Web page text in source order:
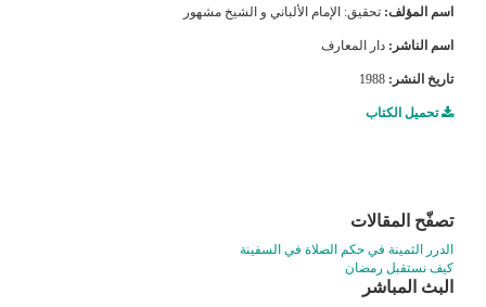
اسم المؤلف: تحقيق: الإمام الألباني و الشيخ مشهور
اسم الناشر: دار المعارف
تاريخ النشر: 1988
تحميل الكتاب
تصفّح المقالات
الدرر الثمينة في حكم الصلاة في السفينة
كيف نستقبل رمضان
البث المباشر